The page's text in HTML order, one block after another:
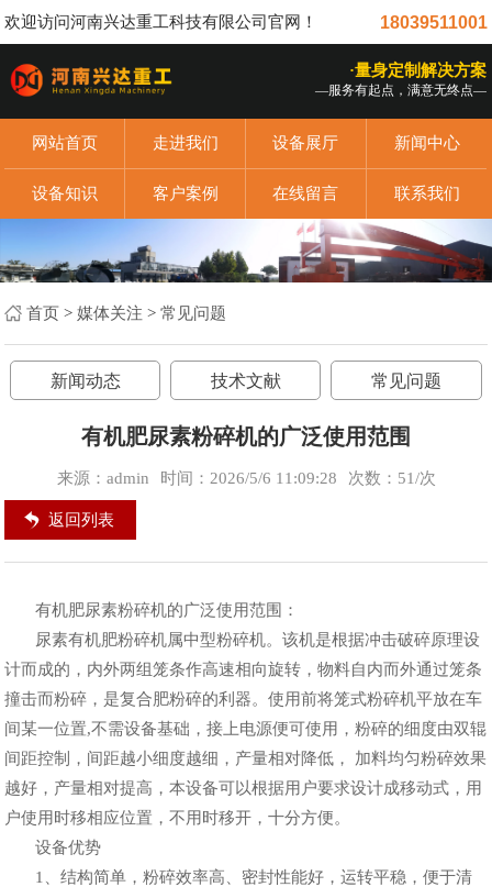
欢迎访问河南兴达重工科技有限公司官网！ 18039511001
·量身定制解决方案
—服务有起点，满意无终点—
网站首页 走进我们 设备展厅 新闻中心
设备知识 客户案例 在线留言 联系我们
首页 >媒体关注 >常见问题
新闻动态 技术文献 常见问题
有机肥尿素粉碎机的广泛使用范围
来源：admin 时间：2026/5/6 11:09:28 次数： 51/次
返回列表
有机肥尿素粉碎机的广泛使用范围：
尿素有机肥粉碎机属中型粉碎机。该机是根据冲击破碎原理设
计而成的，内外两组笼条作高速相向旋转，物料自内而外通过笼条
撞击而粉碎，是复合肥粉碎的利器。使用前将笼式粉碎机平放在车
间某一位置,不需设备基础，接上电源便可使用，粉碎的细度由双辊
间距控制，间距越小细度越细，产量相对降低， 加料均匀粉碎效果
越好，产量相对提高，本设备可以根据用户要求设计成移动式，用
户使用时移相应位置，不用时移开，十分方便。
设备优势
1、结构简单，粉碎效率高、密封性能好，运转平稳，便于清